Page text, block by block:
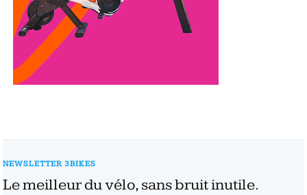
NEWSLETTER 3BIKES
Le meilleur du vélo, sans bruit inutile.